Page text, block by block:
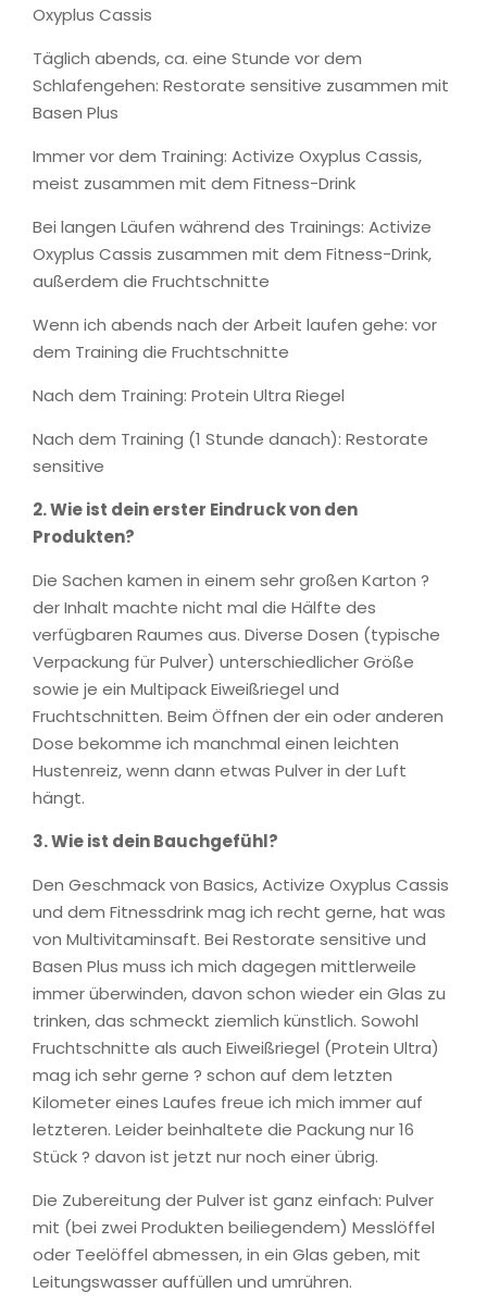
Oxyplus Cassis
Täglich abends, ca. eine Stunde vor dem
Schlafengehen: Restorate sensitive zusammen mit
Basen Plus
Immer vor dem Training: Activize Oxyplus Cassis,
meist zusammen mit dem Fitness-Drink
Bei langen Läufen während des Trainings: Activize
Oxyplus Cassis zusammen mit dem Fitness-Drink,
außerdem die Fruchtschnitte
Wenn ich abends nach der Arbeit laufen gehe: vor
dem Training die Fruchtschnitte
Nach dem Training: Protein Ultra Riegel
Nach dem Training (1 Stunde danach): Restorate
sensitive
2. Wie ist dein erster Eindruck von den
Produkten?
Die Sachen kamen in einem sehr großen Karton ?
der Inhalt machte nicht mal die Hälfte des
verfügbaren Raumes aus. Diverse Dosen (typische
Verpackung für Pulver) unterschiedlicher Größe
sowie je ein Multipack Eiweißriegel und
Fruchtschnitten. Beim Öffnen der ein oder anderen
Dose bekomme ich manchmal einen leichten
Hustenreiz, wenn dann etwas Pulver in der Luft
hängt.
3.Wie ist dein Bauchgefühl?
Den Geschmack von Basics, Activize Oxyplus Cassis
und dem Fitnessdrink mag ich recht gerne, hat was
von Multivitaminsaft. Bei Restorate sensitive und
Basen Plus muss ich mich dagegen mittlerweile
immer überwinden, davon schon wieder ein Glas zu
trinken, das schmeckt ziemlich künstlich. Sowohl
Fruchtschnitte als auch Eiweißriegel (Protein Ultra)
mag ich sehr gerne ? schon auf dem letzten
Kilometer eines Laufes freue ich mich immer auf
letzteren. Leider beinhaltete die Packung nur 16
Stück ? davon ist jetzt nur noch einer übrig.
Die Zubereitung der Pulver ist ganz einfach: Pulver
mit (bei zwei Produkten beiliegendem) Messlöffel
oder Teelöffel abmessen, in ein Glas geben, mit
Leitungswasser auffüllen und umrühren.